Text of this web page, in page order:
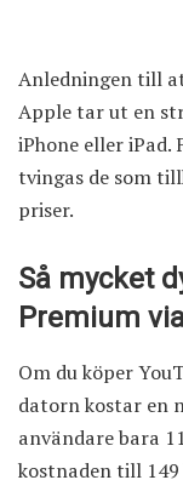
Anledningen till
Apple tar ut en
iPhone eller
tvingas de som
priser.
Så mycket
Premium
Om du köper
datorn kostar en
användare bara
kostnaden till